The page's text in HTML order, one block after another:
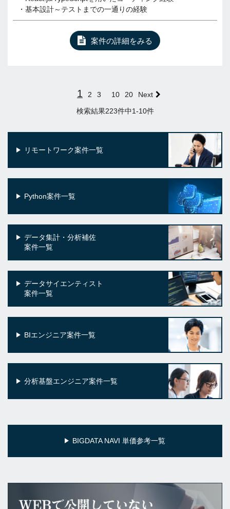
・基本設計～テストまでの一通りの経験
案件の詳細をみる
1 2 3 10 20 Next
検索結果223件中1-10件
リモートワーク案件一覧
Python案件一覧
データ集計・分析補佐
案件一覧
データサイエンティスト
案件一覧
BIエンジニア案件一覧
分析基盤エンジニア案件一覧
BIGDATA NAVI 単価参考一覧